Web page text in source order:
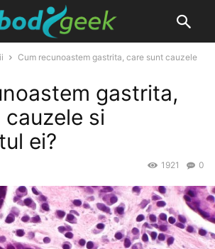
Cum recunoastem gastrita, care sunt cauzele
gastrita,
si
ei?
0
1921